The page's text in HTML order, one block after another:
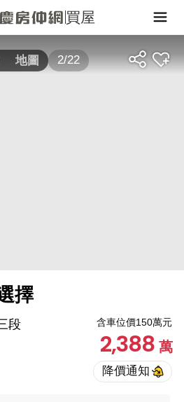
買屋
地圖 2/22
擇
段 含車位價150萬元
2,388萬